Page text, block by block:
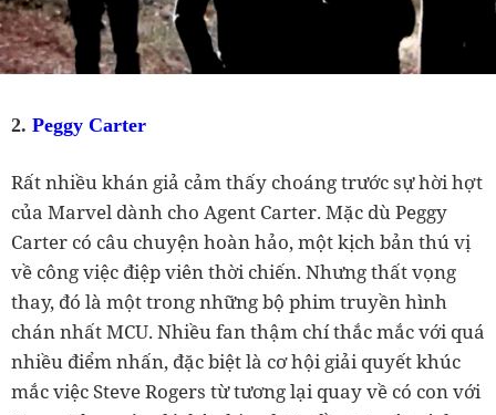
2. Peggy Carter
Rất nhiều khán giả cảm thấy choáng trước sự hời hợt
của Marvel dành cho Agent Carter. Mặc dù Peggy
Carter có câu chuyện hoàn hảo, một kịch bản thú vị
về công việc điệp viên thời chiến. Nhưng thất vọng
thay, đó là một trong những bộ phim truyền hình
chán nhất MCU. Nhiều fan thậm chí thắc mắc với quá
nhiều điểm nhấn, đặc biệt là cơ hội giải quyết khúc
mắc việc Steve Rogers từ tương lại quay về có con với